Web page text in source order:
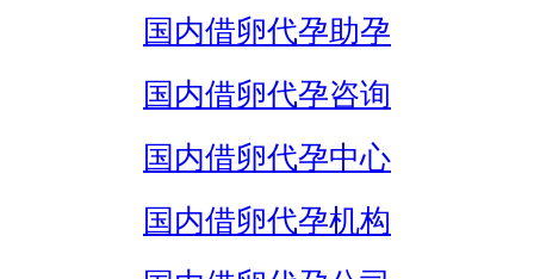
国内借卵代孕助孕
国内借卵代孕咨询
国内借卵代孕中心
国内借卵代孕机构